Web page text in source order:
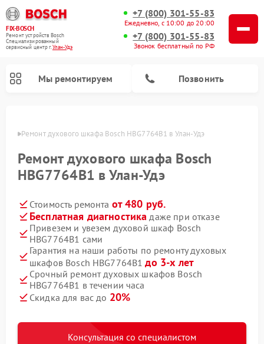
FIX-BOSCH
Ремонт устройств Bosch
Специализированный
cервисный центр г.Улан-Удэ
+7 (800) 301-55-83
Ежедневно, с 10:00 до 20:00
+7 (800) 301-55-83
Звонок бесплатный по РФ
Мы ремонтируем Позвонить
Ремонт духового шкафа Bosch HBG7764B1 в Улан-Удэ
Ремонт духового шкафа Bosch
HBG7764B1 в Улан-Удэ
Стоимость ремонта от 480 руб.
Бесплатная диагностика даже при отказе
Привезем и увезем духовой шкаф Bosch
HBG7764B1 сами
Гарантия на наши работы по ремонту духовых
шкафов Bosch HBG7764B1до 3-х лет
Срочный ремонт духовых шкафов Bosch
HBG7764B1 в течении часа
Скидка для вас до 20%
Консультация со специалистом